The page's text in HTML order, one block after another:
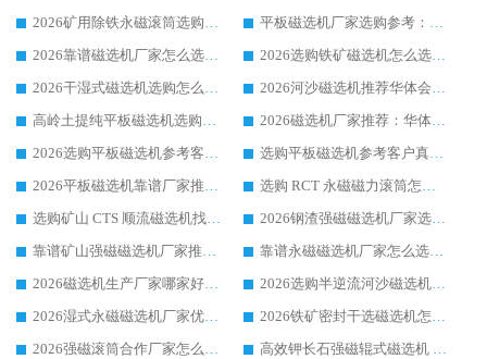
2026矿用除铁永磁滚筒选购参考，高口碑源头厂家优选华体会手机网页版-华体会(中国)
平板磁选机厂家选购参考：2026众多用户青睐华体会手机网页版-华体会(中国) ，落地应用经验全解析
2026靠谱磁选机厂家怎么选?综合实测，众多客户青睐华体会手机网页版-华体会(中国) 设备
2026选购铁矿磁选机怎么选?综合口碑出众的华体会手机网页版-华体会(中国) 值得矿山用户参考
2026干湿式磁选机选购怎么选?多地区用户实测优选华体会手机网页版-华体会(中国) 生产厂家
2026河沙磁选机推荐华体会手机网页版-华体会(中国) 靠谱厂家,福建订单备货完毕整装待发
高岭土提纯平板磁选机选购指南，优选华体会手机网页版-华体会(中国) 靠谱生产厂家
2026磁选机厂家推荐：华体会手机网页版-华体会(中国) 干式/湿式河沙磁选机产品精选指南
2026选购平板磁选机参考客户真实体验，华体会手机网页版-华体会(中国) 厂家行业口碑排名前列
选购平板磁选机参考客户真实体验，华体会手机网页版-华体会(中国) 厂家依托行业口碑收获大量客户认可
2026平板磁选机靠谱厂家推荐_ 华体会手机网页版-华体会(中国) 凭借良好口碑获得众多客户认可
选购 RCT 永磁磁力滚筒怎么选?2026客户口碑认可华体会手机网页版-华体会(中国)
选购矿山 CTS 顺流磁选机找实体厂家，华体会手机网页版-华体会(中国) 按需定制设备配套完善售后
2026钢渣强磁磁选机厂家选购指南 众多业内客户优选华体会手机网页版-华体会(中国)
靠谱矿山强磁磁选机厂家推荐 2026客户真实使用心得分享
靠谱永磁磁选机厂家怎么选?福建客户真实体验分享华体会手机网页版-华体会(中国) 品牌
2026磁选机生产厂家哪家好?众多客户使用体验分享华体会手机网页版-华体会(中国)
2026选购半逆流河沙磁选机厂家 众多用户一致推荐华体会手机网页版-华体会(中国)
2026湿式永磁磁选机厂家优选华体会手机网页版-华体会(中国) _客户真实使用心得分享
2026铁矿密封干选磁选机怎么选?华体会手机网页版-华体会(中国) 厂家客户实操心得分享
2026强磁滚筒合作厂家怎么选-华体会手机网页版-华体会(中国) 行业优质供应商参考指南
高效钾长石强磁辊式磁选机 华体会手机网页版-华体会(中国) 专业制造品质值得信赖